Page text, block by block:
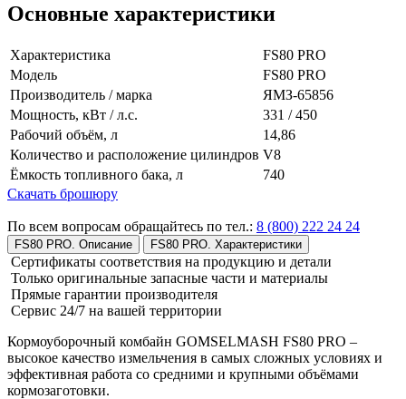
Основные характеристики
Характеристика
FS80 PRO
Модель
FS80 PRO
Производитель / марка
ЯМЗ-65856
Мощность, кВт / л.с.
331 / 450
Рабочий объём, л
14,86
Количество и расположение цилиндров V8
Ёмкость топливного бака, л
740
Скачать брошюру
По всем вопросам обращайтесь по тел.: 8 (800) 222 24 24
FS80 PRO. Описание FS80 PRO. Характеристики
Сертификаты соответствия на продукцию и детали
Только оригинальные запасные части и материалы
Прямые гарантии производителя
Сервис 24/7 на вашей территории
Кормоуборочный комбайн GOMSELMASH FS80 PRO –
высокое качество измельчения в самых сложных условиях и
эффективная работа со средними и крупными объёмами
кормозаготовки.